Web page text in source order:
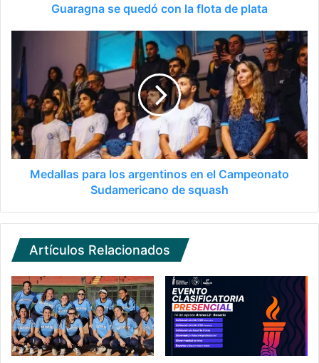
Guaragna se quedó con la flota de plata
Medallas para los argentinos en el Campeonato
Sudamericano de squash
Artículos Relacionados